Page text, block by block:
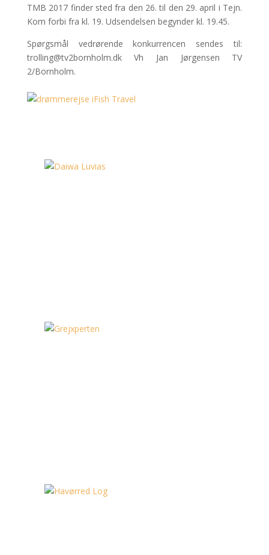
TMB 2017 finder sted fra den 26. til den 29. april i Tejn.
Kom forbi fra kl. 19. Udsendelsen begynder kl. 19.45.
Spørgsmål vedrørende konkurrencen sendes til:
trolling@tv2bornholm.dk Vh Jan Jørgensen TV
2/Bornholm.